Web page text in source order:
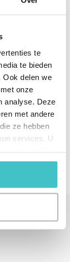
te
te bieden
Ook delen we
onze
analyse. Deze
met andere
ze hebben
services. U
beschikt.
van
helpen je
voor jouw